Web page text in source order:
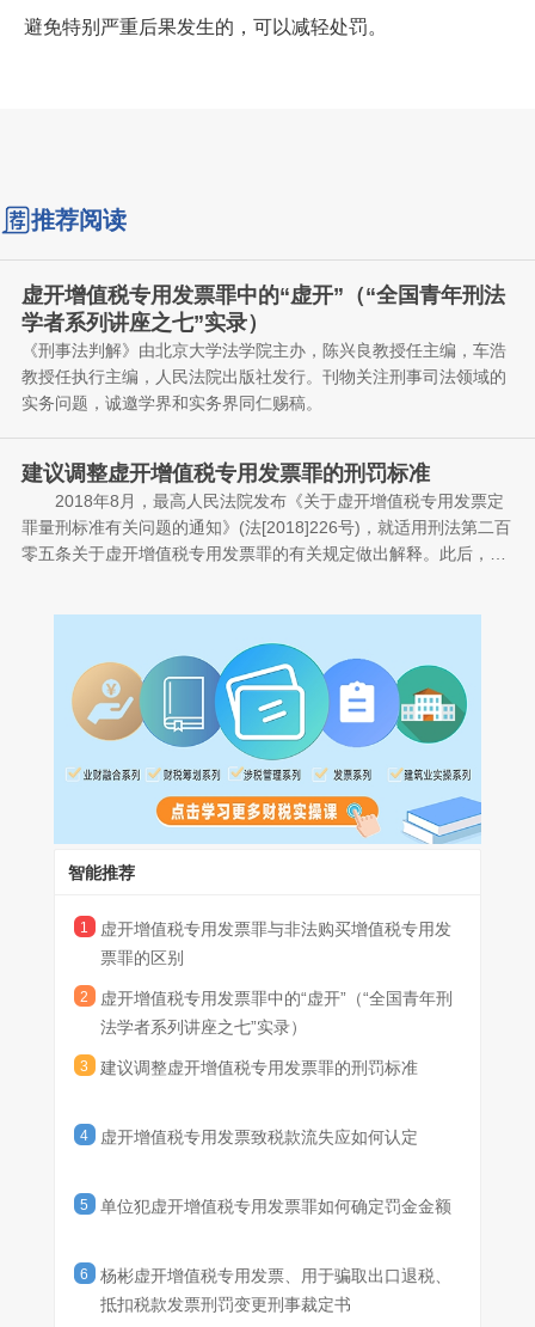
避免特别严重后果发生的，可以减轻处罚。
推荐阅读
虚开增值税专用发票罪中的“虚开”（“全国青年刑法
学者系列讲座之七”实录）
《刑事法判解》由北京大学法学院主办，陈兴良教授任主编，车浩
教授任执行主编，人民法院出版社发行。刊物关注刑事司法领域的
实务问题，诚邀学界和实务界同仁赐稿。
与谈人：马春晓(清华大学法学院博士后)
主持人：王 充(吉林大学法学院教授、《当代法学》副主编)
✎ 主持人·王充
各位朋友，大家晚上好！
这里是由北京大学刑事法治研究中心、北京大学犯罪问题研究中心
与北京市盈科律师事务所共同搭建的网上交流平台——全国青年刑
法学者系列讲座。我是今天的讲座主持人——吉林大学法学院的王
充，欢迎大家参与本次网上学术交流活动。今天是全国青年刑法学
者系列讲座的第七讲，题目是《虚开增值税专用发票罪中的“虚
开”》。
刑法第205条规定的虚开增值税专用发票罪，目前是所有涉税犯罪
中发案率最高的一个犯罪，在司法实务中存在非常大的争议，争议
的核心问题是对205条第三款所规定的“虚开”应该如何理解和把握。
相当多的都是从事司法实务工作的检察官或者法官撰写的论文，可
见实务界对此问题的关注。当然学界也很早就关注到了这个问题，
北京大学的陈兴良老师在2004年就在《法商研究》发表过一篇《不
以骗取税款为目的的虚开发票行为之定性研究》。此外，清华大学
的张明楷老师也在他的教科书当中对这个问题发表了自己的看法。
最近一段时间学界又发表了两篇非常有影响的论文，一篇就是陈金
文从新的视角观察和分析了虚开增值税发票罪这一个老问题，是目
武汉大学法学院的陈金林教授和清华大学法学院的博士后研究人员
马春晓博士作为主讲人和与谈人，和大家分享他们对于这个问题的
下面我简单地介绍一下两位学者的情况，今晚的主讲人是武汉大学
法学院的陈金林教授。金林教授现任武汉大学经济犯罪研究所所
长，攻读博士期间曾经留学德国马普所，主要的研究领域是经济刑
法和刑事立法。已经出版一部个人专著《积极一般预防理论研
究》，并且在《中外法学》《清华法学》《法律科学》等国内知名
法学刊物发表论文、译文20余篇。今晚的与谈人是清华大学博士后
师是周光权教授，春晓博士长期致力于经济刑法、客观归责理论以
《中国刑事法杂志》等法学学术期刊发表论文十余篇，主持国家社
会科学基金后期资助项目、中国博士后科学基金资助项目等研究课
学者长期致力于经济刑法问题的研究，他们今晚的分享一定能够带
给我们很多的启发和思考。
那么下面我们就把时间交给主讲人武汉大学法学院的陈金林教授。
✎ 主讲人·陈金林
很荣幸能参与“全国青年刑法学者系列讲座”，感谢北京大学刑事法
治研究中心、北京大学犯罪问题研究中心、北京市盈科律师事务所
授和马春晓博士的鼎力支持。
今天的主题，不是刑法学中的重点，也算不上理论研究中的热点，
建议调整虚开增值税专用发票罪的刑罚标准
2018年8月，最高人民法院发布《关于虚开增值税专用发票定
罪量刑标准有关问题的通知》(法[2018]226号)，就适用刑法第二百
零五条关于虚开增值税专用发票罪的有关规定做出解释。此后，未
下有期徒刑或者拘役;虚开的税款数额在50万元以上的，处3年以上
10年以下有期徒刑;虚开的税款数额在250万元以上的，处10年以上
有期徒刑或者无期徒刑。这个标准多年都没有调整，从现在的情形
来看，不符合罪刑相适应的原则。
笔者建议，最高人民法院、最高人民检察院尽快联合颁行涉发
票类犯罪的司法解释。按照中央全面深化改革委员会提出的深入推
进精确执法、精细服务、精准监管、精诚共治，大幅提高税法遵从
税税制，简化增值税缴纳方式，与时俱进调整涉税、涉发票犯罪量
刑标准。
建议明确规定“不具有骗取国家税款的目的，未造成国家税款损
失的虚开行为不构成犯罪”。检察院和法院在办案和审判过程中，要
严格区分案件对象之间的关系，如果是上游开票公司或者开票团
法。而下游受票企业的行为，如果具有逃税行为，可按逃税罪处
理，如果在接受专票上存在非主观故意，没有虚开行为，不具有骗
建议明确规定“初犯补缴税款的，免予刑事处罚”。从提高全社
会税法遵从度和社会满意度出发，在司法解释中可以创新性提出初
税款的态度积极，司法机关应该与税务、公安等部门联手，侧重积
极救济和引导，依法从宽处理。建议参考逃税罪的刑事处罚，也不
予追究刑事责任，或者免予立案、免予起诉等，公平公正地保障纳
税人的法定权利。
[作者单位：北京盈科(上海)律师事务所、国家税务总局上海市
税务局税收科学研究所]
智能推荐
1
虚开增值税专用发票罪与非法购买增值税专用发
票罪的区别
2
虚开增值税专用发票罪中的“虚开”（“全国青年刑
法学者系列讲座之七”实录）
3 建议调整虚开增值税专用发票罪的刑罚标准
4 虚开增值税专用发票致税款流失应如何认定
5 单位犯虚开增值税专用发票罪如何确定罚金金额
6
杨彬虚开增值税专用发票、用于骗取出口退税、
抵扣税款发票刑罚变更刑事裁定书